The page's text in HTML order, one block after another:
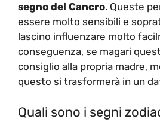
segno del Cancro. Queste
essere molto sensibili e
lascino influenzare molto
conseguenza, se magari
consiglio alla propria madre,
questo si trasformerà in un
Quali sono i segni